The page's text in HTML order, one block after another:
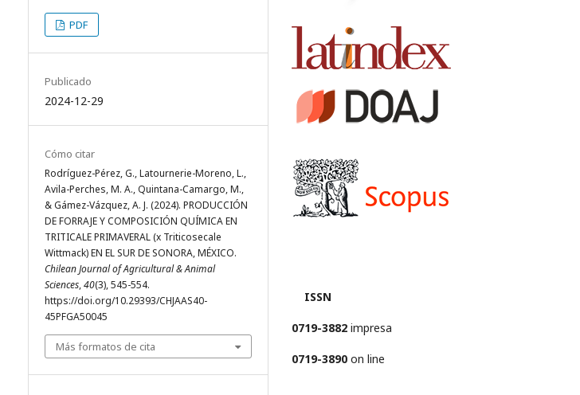
PDF
Publicado
2024-12-29
Cómo citar
Rodríguez-Pérez, G., Latournerie-Moreno, L.,
Avila-Perches, M. A., Quintana-Camargo, M.,
& Gámez-Vázquez, A. J. (2024). PRODUCCIÓN
DE FORRAJE Y COMPOSICIÓN QUÍMICA EN
TRITICALE PRIMAVERAL (x Triticosecale
Wittmack) EN EL SUR DE SONORA, MÉXICO.
Chilean Journal of Agricultural & Animal
Sciences,40(3), 545-554.
https://doi.org/10.29393/CHJAAS40-
45PFGA50045
Más formatos de cita
ISSN
0719-3882 impresa
0719-3890 on line